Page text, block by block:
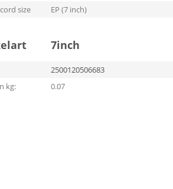
size
EP (7 inch)
7inch
2500120506683
kg:
0.07